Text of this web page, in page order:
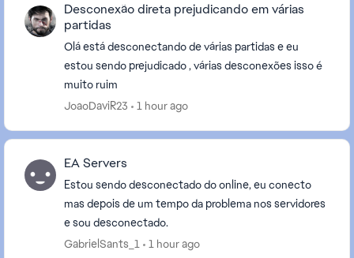
Desconexão direta prejudicando em várias
partidas
Olá está desconectando de várias partidas e eu
estou sendo prejudicado , várias desconexões isso é
muito ruim
JoaoDaviR23
1 hour ago
EA Servers
Estou sendo desconectado do online, eu conecto
mas depois de um tempo da problema nos servidores
e sou desconectado.
GabrielSants_1
1 hour ago